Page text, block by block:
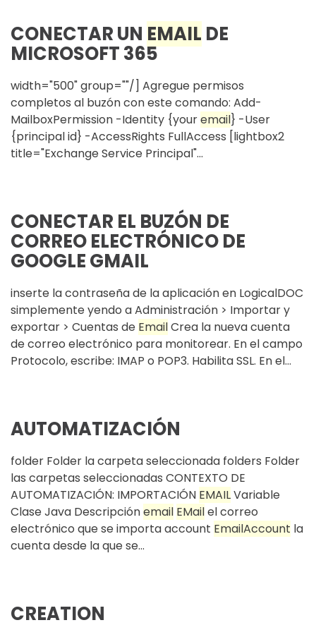
CONECTAR UN EMAIL DE
MICROSOFT 365
width="500" group=""/] Agregue permisos
completos al buzón con este comando: Add-
MailboxPermission -Identity {youremail} -User
{principal id} -AccessRights FullAccess [lightbox2
title="Exchange Service Principal"...
CONECTAR EL BUZÓN DE
CORREO ELECTRÓNICO DE
GOOGLE GMAIL
inserte la contraseña de la aplicación en LogicalDOC
simplemente yendo a Administración > Importar y
exportar > Cuentas de EmailCrea la nueva cuenta
de correo electrónico para monitorear. En el campo
Protocolo, escribe: IMAP o POP3. Habilita SSL. En el...
AUTOMATIZACIÓN
folder Folder la carpeta seleccionada folders Folder
las carpetas seleccionadas CONTEXTO DE
AUTOMATIZACIÓN: IMPORTACIÓN EMAILVariable
Clase Java Descripciónemail EMailel correo
electrónico que se importa account EmailAccount la
cuenta desde la que se...
CREATION